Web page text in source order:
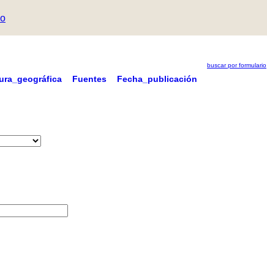
buscar por formulario
Fuentes Fecha_publicación